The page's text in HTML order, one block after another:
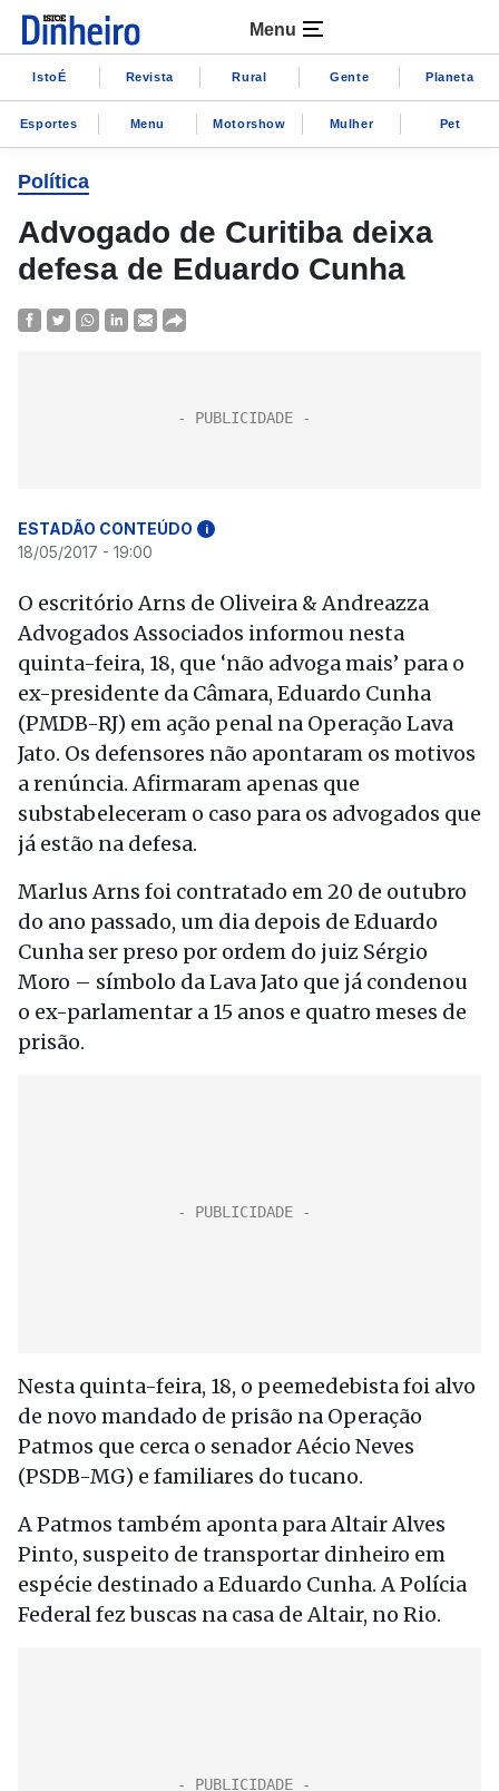
Menu
IstoÉ Revista Rural Gente Planeta
Esportes Menu Motorshow Mulher Pet
Política
Advogado de Curitiba deixa
defesa de Eduardo Cunha
ESTADÃO CONTEÚDO i
18/05/2017 - 19:00
O escritório Arns de Oliveira & Andreazza
Advogados Associados informou nesta
quinta-feira, 18, que ‘não advoga mais’ para o
ex-presidente da Câmara, Eduardo Cunha
(PMDB-RJ) em ação penal na Operação Lava
Jato. Os defensores não apontaram os motivos
a renúncia. Afirmaram apenas que
substabeleceram o caso para os advogados que
já estão na defesa.
Marlus Arns foi contratado em 20 de outubro
do ano passado, um dia depois de Eduardo
Cunha ser preso por ordem do juiz Sérgio
Moro – símbolo da Lava Jato que já condenou
o ex-parlamentar a 15 anos e quatro meses de
prisão.
Nesta quinta-feira, 18, o peemedebista foi alvo
de novo mandado de prisão na Operação
Patmos que cerca o senador Aécio Neves
(PSDB-MG) e familiares do tucano.
A Patmos também aponta para Altair Alves
Pinto, suspeito de transportar dinheiro em
espécie destinado a Eduardo Cunha. A Polícia
Federal fez buscas na casa de Altair, no Rio.